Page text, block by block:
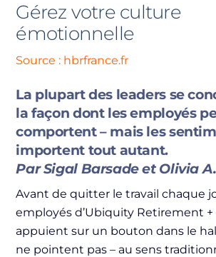
Gérez votre culture
émotionnelle
Source : hbrfrance.fr
La plupart des leaders se
la façon dont les employés
comportent – mais les
importent tout autant.
Par Sigal Barsade et Olivia
Avant de quitter le travail chaque
employés d’Ubiquity Retirement +
appuient sur un bouton dans le
ne pointent pas – au sens